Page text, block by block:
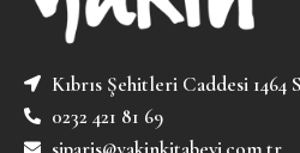
Kıbrıs Şehitleri Caddesi
0232 421 81 69